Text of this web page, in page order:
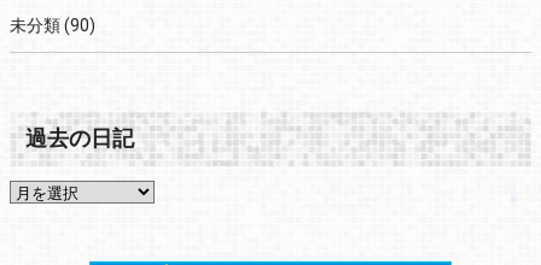
未分類(90)
過去の日記